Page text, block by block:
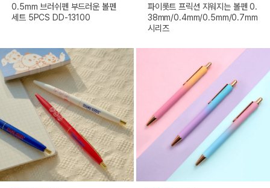
0.5mm 브러쉬펜 부드러운 볼펜
세트 5PCS DD-13100
파이롯트 프릭션 지워지는 볼펜 0.
38mm/0.4mm/0.5mm/0.7mm
시리즈